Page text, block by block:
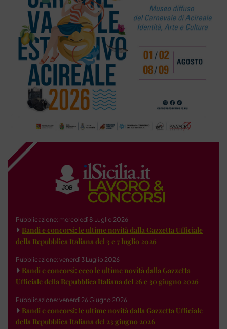
Pubblicazione: mercoledì 8 Luglio 2026
Bandi e concorsi: le ultime novità dalla Gazzetta Ufficiale
della Repubblica Italiana del 3 e 7 luglio 2026
Pubblicazione: venerdì 3 Luglio 2026
Bandi e concorsi: ecco le ultime novità dalla Gazzetta
Ufficiale della Repubblica Italiana del 26 e 30 giugno 2026
Pubblicazione: venerdì 26 Giugno 2026
Bandi e concorsi: le ultime novità dalla Gazzetta Ufficiale
della Repubblica Italiana del 23 giugno 2026